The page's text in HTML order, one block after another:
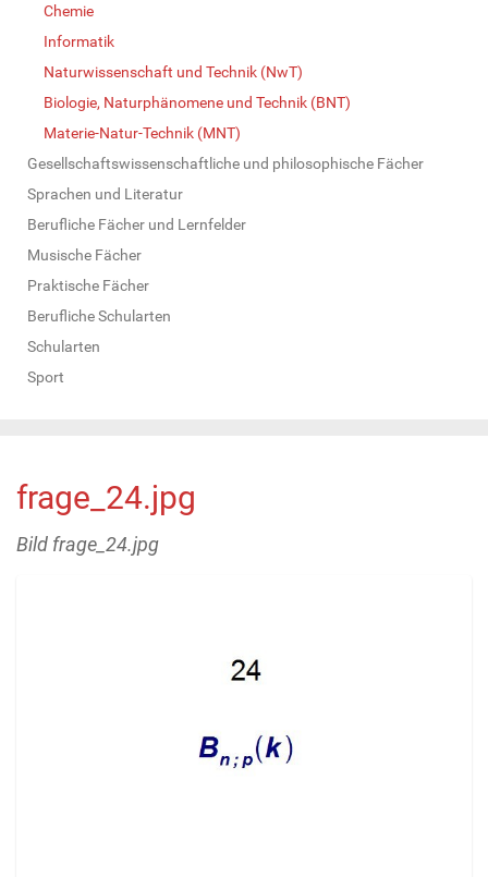
Chemie
Informatik
Naturwissenschaft und Technik (NwT)
Biologie, Naturphänomene und Technik (BNT)
Materie-Natur-Technik (MNT)
Gesellschaftswissenschaftliche und philosophische Fächer
Sprachen und Literatur
Berufliche Fächer und Lernfelder
Musische Fächer
Praktische Fächer
Berufliche Schularten
Schularten
Sport
frage_24.jpg
Bild frage_24.jpg